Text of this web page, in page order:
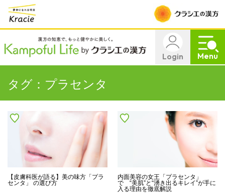
Login Menu
タグ：プラセンタ
【皮膚科医が語る】美の味方「プラ
センタ」 の選び方
内面美容の女王「プラセンタ」
で “美肌”と“湧き出るキレイ”が手に
入る理由を徹底解説